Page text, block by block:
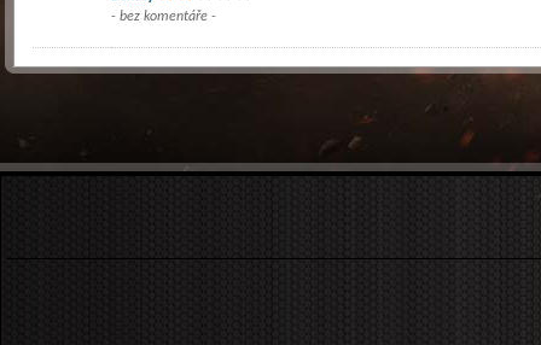
- bez komentáře -